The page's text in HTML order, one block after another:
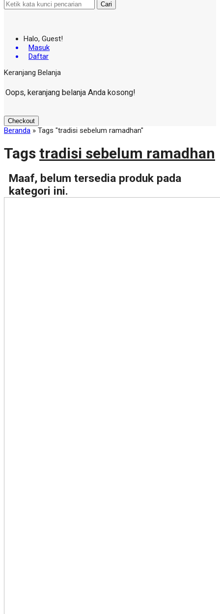
Cari
Halo, Guest!
Masuk
Daftar
Keranjang Belanja
Oops, keranjang belanja Anda kosong!
Checkout
Beranda » Tags "tradisi sebelum ramadhan"
Tags tradisi sebelum ramadhan
Maaf, belum tersedia produk pada
kategori ini.